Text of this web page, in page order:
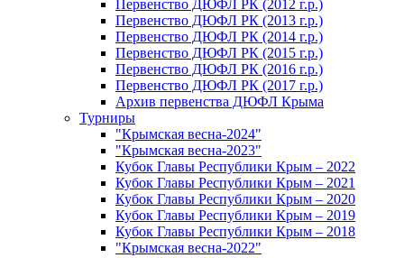
Первенство ДЮФЛ РК (2012 г.р.)
Первенство ДЮФЛ РК (2013 г.р.)
Первенство ДЮФЛ РК (2014 г.р.)
Первенство ДЮФЛ РК (2015 г.р.)
Первенство ДЮФЛ РК (2016 г.р.)
Первенство ДЮФЛ РК (2017 г.р.)
Архив первенства ДЮФЛ Крыма
Турниры
"Крымская весна-2024"
"Крымская весна-2023"
Кубок Главы Республики Крым – 2022
Кубок Главы Республики Крым – 2021
Кубок Главы Республики Крым – 2020
Кубок Главы Республики Крым – 2019
Кубок Главы Республики Крым – 2018
"Крымская весна-2022"